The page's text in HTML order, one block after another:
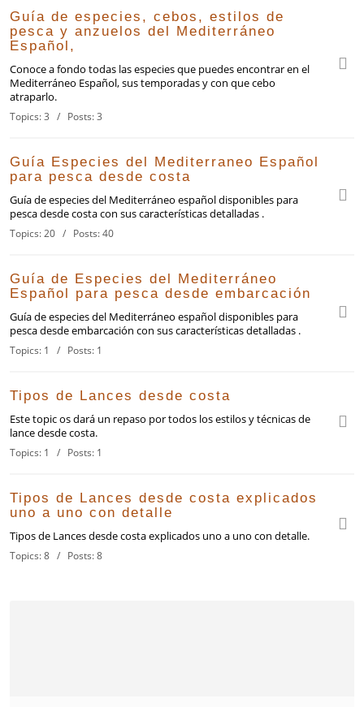
Guía de especies, cebos, estilos de
pesca y anzuelos del Mediterráneo
Español,
Conoce a fondo todas las especies que puedes encontrar en el
Mediterráneo Español, sus temporadas y con que cebo
atraparlo.
Topics: 3 / Posts: 3
Guía Especies del Mediterraneo Español
para pesca desde costa
Guía de especies del Mediterráneo español disponibles para
pesca desde costa con sus características detalladas .
Topics: 20 / Posts: 40
Guía de Especies del Mediterráneo
Español para pesca desde embarcación
Guía de especies del Mediterráneo español disponibles para
pesca desde embarcación con sus características detalladas .
Topics: 1 / Posts: 1
Tipos de Lances desde costa
Este topic os dará un repaso por todos los estilos y técnicas de
lance desde costa.
Topics: 1 / Posts: 1
Tipos de Lances desde costa explicados
uno a uno con detalle
Tipos de Lances desde costa explicados uno a uno con detalle.
Topics: 8 / Posts: 8